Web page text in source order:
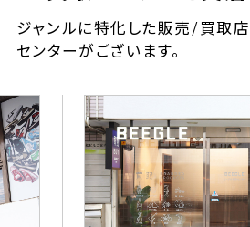
ジャンルに特化した販売/買取
センターがございます。